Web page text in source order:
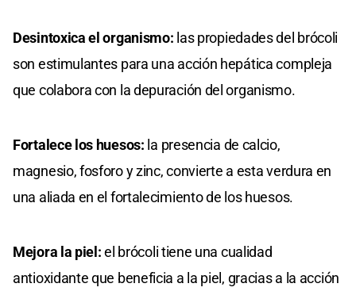
Desintoxica el organismo: las propiedades del brócoli
son estimulantes para una acción hepática compleja
que colabora con la depuración del organismo.
Fortalece los huesos: la presencia de calcio,
magnesio, fosforo y zinc, convierte a esta verdura en
una aliada en el fortalecimiento de los huesos.
Mejora la piel:el brócoli tiene una cualidad
antioxidante que beneficia a la piel, gracias a la acción